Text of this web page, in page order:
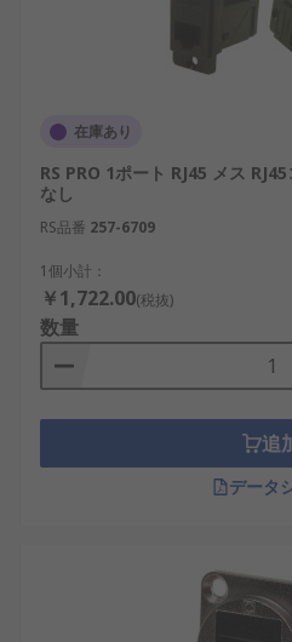
ポート数：シンプルな1
す。
LANカテゴリ：Cat3から
認し、必要な通信速度に
ます。
シールドタイプ：FTP、
ルド、二重シールドなど
ルに応じて選択します。
長さ：一体型延長ケーブ
アダプタタイプなど、設
す。
耐環境性能：防塵、防水
工場設備での利用に適し
イーサネットカプラは、産業
幅広い場面で利用されています
在庫あり
RS PRO 1ポート RJ45 メス
なし
RS品番 257-6709
1個小計：
￥1,722.00(税抜)
数量
追
データ